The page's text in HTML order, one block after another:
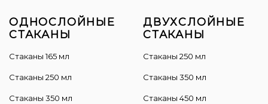
ОДНОСЛОЙНЫЕ
СТАКАНЫ
Стаканы 165 мл
Стаканы 250 мл
Стаканы 350 мл
ДВУХСЛОЙНЫЕ
СТАКАНЫ
Cтаканы 250 мл
Стаканы 350 мл
Стаканы 450 мл